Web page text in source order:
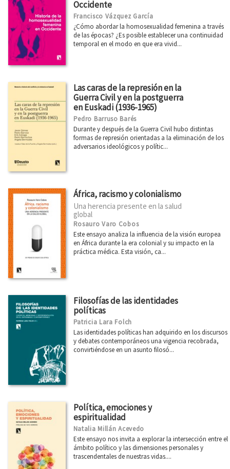
Occidente
Francisco Vázquez García
¿Cómo abordar la homosexualidad femenina a través
de las épocas? ¿Es posible establecer una continuidad
temporal en el modo en que era vivid...
Las caras de la represión en la
Guerra Civil y en la postguerra
en Euskadi (1936-1965)
Pedro Barruso Barés
Durante y después de la Guerra Civil hubo distintas
formas de represión orientadas a la eliminación de los
adversarios ideológicos y polític...
África, racismo y colonialismo
Una herencia presente en la salud
global
Rosauro Varo Cobos
Este ensayo analiza la influencia de la visión europea
en África durante la era colonial y su impacto en la
práctica médica. Esta visión, ca...
Filosofías de las identidades
políticas
Patricia Lara Folch
Las identidades políticas han adquirido en los discursos
y debates contemporáneos una vigencia recobrada,
convirtiéndose en un asunto filosó...
Política, emociones y
espiritualidad
Natalia Millán Acevedo
Este ensayo nos invita a explorar la intersección entre el
ámbito político y las dimensiones personales y
trascendentales de nuestras vidas....